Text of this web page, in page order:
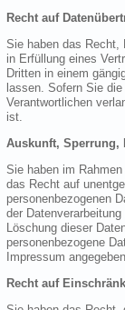
Recht auf
Sie haben das Recht,
in Erfüllung eines
Dritten in einem
lassen. Sofern Sie
Verantwortlichen
ist.
Auskunft, Sperrung,
Sie haben im
das Recht auf
personenbezogenen
der
Löschung dieser
personenbezogene
Impressum
Recht auf